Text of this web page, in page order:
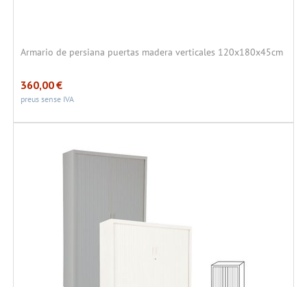
Armario de persiana puertas madera verticales 120x180x45cm
360,00€
preus sense IVA